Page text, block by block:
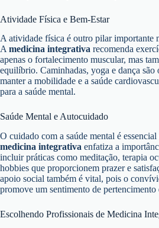
Atividade Física e Bem-Estar
A atividade física é outro pilar importante
Amedicina integrativa recomenda
apenas o fortalecimento muscular, mas
equilíbrio. Caminhadas, yoga e dança são
manter a mobilidade e a saúde
para a saúde mental.
Saúde Mental e Autocuidado
O cuidado com a saúde mental é
medicina integrativa enfatiza a
incluir práticas como meditação, terapia
hobbies que proporcionem prazer e
apoio social também é vital, pois o
promove um sentimento de pertencimento
Escolhendo Profissionais de Medicina